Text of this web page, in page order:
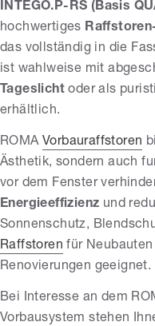
INTEGO.P-RS (Basis
hochwertiges
das vollständig in die
ist wahlweise mit
Tageslicht oder als
erhältlich.
ROMA Vorbauraffstoren
Ästhetik, sondern auch
vor dem Fenster
Energieeffizienz und
Sonnenschutz,
Raffstoren für
Renovierungen geeignet.
Bei Interesse an dem
Vorbausystem stehen